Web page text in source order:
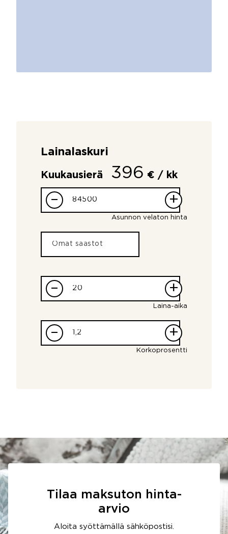
Lainalaskuri
Kuukausierä 396 € / kk
– +
Asunnon velaton hinta
– +
Laina-aika
– +
Korkoprosentti
Tilaa maksuton hinta-
arvio
Aloita syöttämällä sähköpostisi.